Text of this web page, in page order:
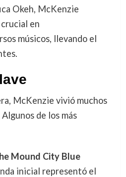
Okeh, McKenzie
en
músicos, llevando el
McKenzie vivió muchos
de los más
Mound City Blue
inicial representó el